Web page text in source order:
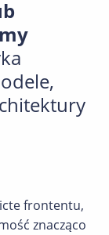
frontentu,
znacząco